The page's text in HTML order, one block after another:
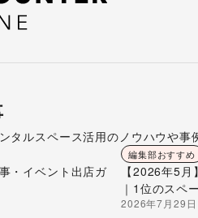
タルスペース活用のノウハウや事
・イベント出店ガ
編集部おすすめ
【2026年5
｜1位のスペ
2026年7月29日